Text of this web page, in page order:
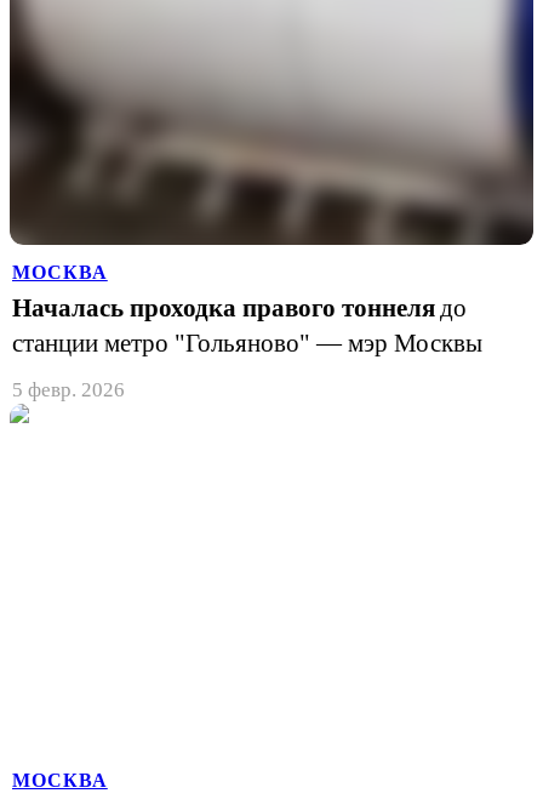
МОСКВА
Началась проходка правого тоннеля до
станции метро "Гольяново" — мэр Москвы
5 февр. 2026
МОСКВА